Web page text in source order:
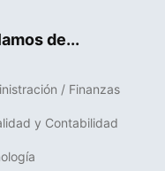
de...
/ Finanzas
y Contabilidad